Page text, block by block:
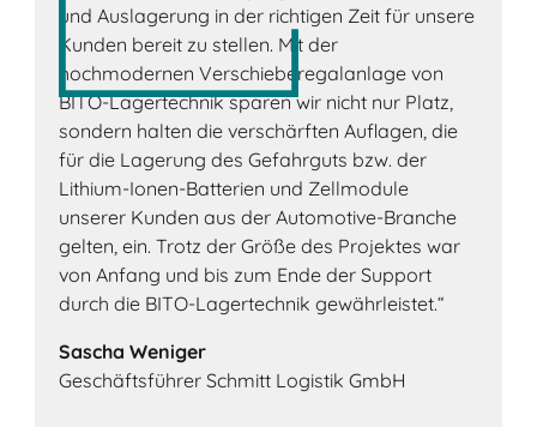
und Auslagerung in der richtigen Zeit für unsere
Kunden bereit zu stellen. Mit der
hochmodernen Verschieberegalanlage von
BITO-Lagertechnik sparen wir nicht nur Platz,
sondern halten die verschärften Auflagen, die
für die Lagerung des Gefahrguts bzw. der
Lithium-Ionen-Batterien und Zellmodule
unserer Kunden aus der Automotive-Branche
gelten, ein. Trotz der Größe des Projektes war
von Anfang und bis zum Ende der Support
durch die BITO-Lagertechnik gewährleistet.“
Sascha Weniger
Geschäftsführer Schmitt Logistik GmbH